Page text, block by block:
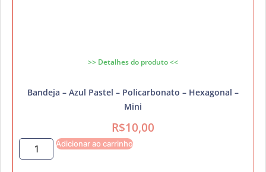
>> Detalhes do produto <<
Bandeja – Azul Pastel – Policarbonato – Hexagonal –
Mini
R$10,00
Adicionar ao carrinho